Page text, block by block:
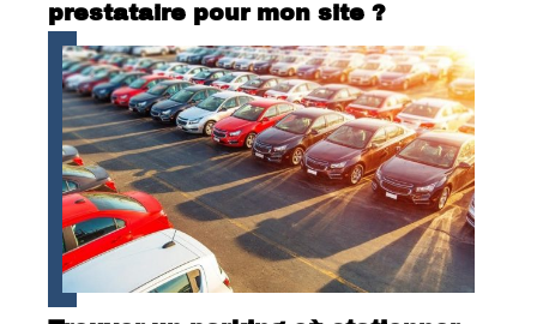
prestataire pour mon site ?